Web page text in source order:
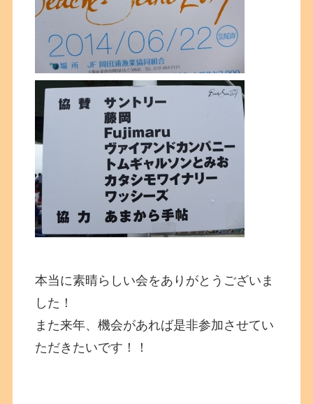
本当に素晴らしい会をありがとうございま
した！
また来年、機会があれば是非参加させてい
ただきたいです！！